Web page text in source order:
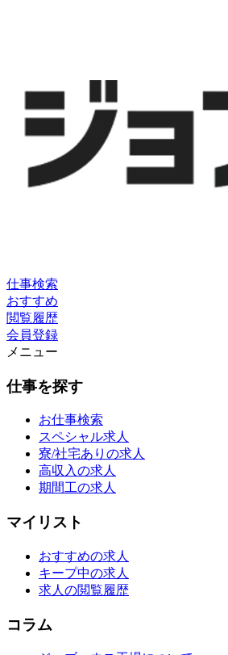
仕事検索
おすすめ
閲覧履歴
会員登録
メニュー
仕事を探す
お仕事検索
スペシャル求人
寮/社宅ありの求人
高収入の求人
期間工の求人
マイリスト
おすすめの求人
キープ中の求人
求人の閲覧履歴
コラム